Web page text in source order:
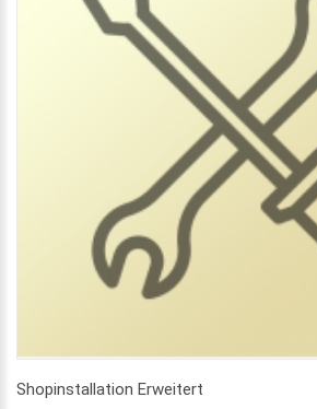
Shopinstallation Erweitert